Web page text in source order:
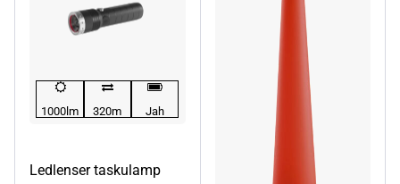
1000lm 320m Jah
Ledlenser taskulamp